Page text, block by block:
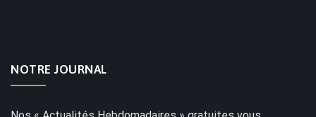
NOTRE JOURNAL